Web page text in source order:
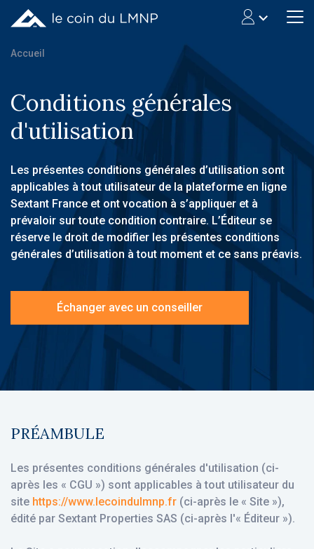
Accueil
Conditions générales
d'utilisation
Les présentes conditions générales d’utilisation sont
applicables à tout utilisateur de la plateforme en ligne
Sextant France et ont vocation à s’appliquer et à
prévaloir sur toute condition contraire. L’Éditeur se
réserve le droit de modifier les présentes conditions
générales d’utilisation à tout moment et ce sans préavis.
Échanger avec un conseiller
PRÉAMBULE
Les présentes conditions générales d'utilisation (ci-
après les « CGU ») sont applicables à tout utilisateur du
site https://www.lecoindulmnp.fr (ci-après le « Site »),
édité par Sextant Properties SAS (ci-après l'« Éditeur »).